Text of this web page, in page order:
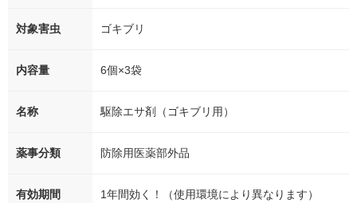
対象害虫 ゴキブリ
内容量 6個×3袋
名称 駆除エサ剤（ゴキブリ用）
薬事分類 防除用医薬部外品
有効期間 1年間効く！（使用環境により異なります）